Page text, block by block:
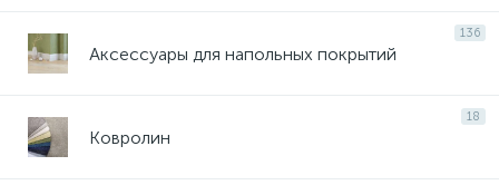
136
Аксессуары для напольных покрытий
18
Ковролин